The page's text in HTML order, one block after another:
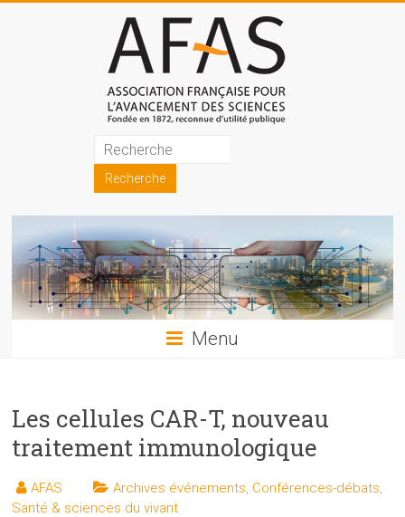
Association
française
pour
l'avancement
des
sciences
les
sciences
et
les
techniques
Menu
Les cellules CAR-T, nouveau
traitement immunologique
AFAS Archives événements Conférences-débats
Santé & sciences du vivant